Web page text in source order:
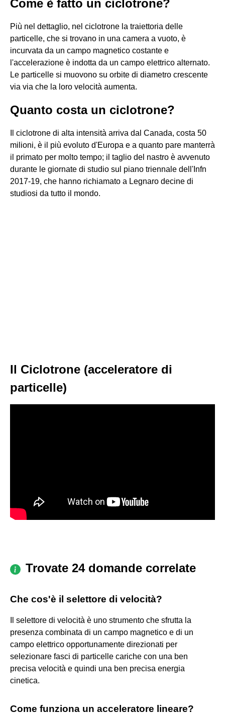
Come è fatto un ciclotrone?
Più nel dettaglio, nel ciclotrone la traiettoria delle
particelle, che si trovano in una camera a vuoto, è
incurvata da un campo magnetico costante e
l'accelerazione è indotta da un campo elettrico alternato.
Le particelle si muovono su orbite di diametro crescente
via via che la loro velocità aumenta.
Quanto costa un ciclotrone?
Il ciclotrone di alta intensità arriva dal Canada, costa 50
milioni, è il più evoluto d'Europa e a quanto pare manterrà
il primato per molto tempo; il taglio del nastro è avvenuto
durante le giornate di studio sul piano triennale dell'Infn
2017-19, che hanno richiamato a Legnaro decine di
studiosi da tutto il mondo.
Il Ciclotrone (acceleratore di
particelle)
Trovate 24 domande correlate
Che cos'è il selettore di velocità?
Il selettore di velocità è uno strumento che sfrutta la
presenza combinata di un campo magnetico e di un
campo elettrico opportunamente direzionati per
selezionare fasci di particelle cariche con una ben
precisa velocità e quindi una ben precisa energia
cinetica.
Come funziona un acceleratore lineare?